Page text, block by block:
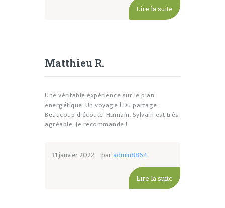
Lire la suite
Matthieu R.
Une véritable expérience sur le plan
énergétique. Un voyage ! Du partage.
Beaucoup d’écoute. Humain. Sylvain est très
agréable. Je recommande !
31 janvier 2022 paradmin8864
Lire la suite